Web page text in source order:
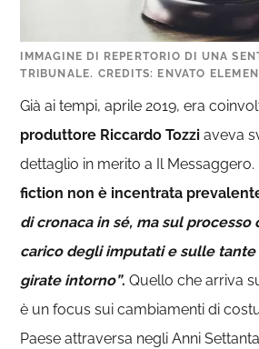
IMMAGINE DI REPERTORIO DI UNA
TRIBUNALE. CREDITS: ENVATO
Già ai tempi, aprile 2019, era
produttore Riccardo Tozzi aveva
dettaglio in merito a Il Messaggero.
fiction non è incentrata
di cronaca in sé, ma sul processo
carico degli imputati e sulle
girate intorno”. Quello che arriva
è un focus sui cambiamenti di
Paese attraversa negli Anni